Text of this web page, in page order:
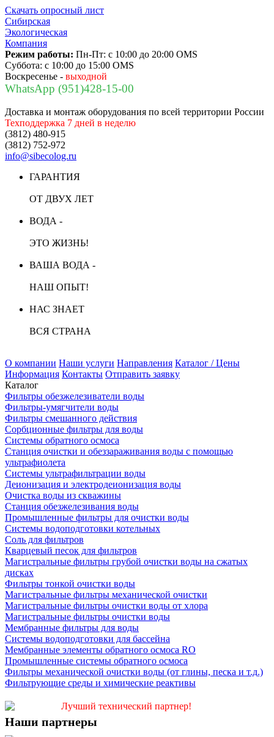
Скачать опросный лист
Сибирская
Экологическая
Компания
Режим работы: Пн-Пт: с 10:00 до 20:00 OMS
Суббота: с 10:00 до 15:00 OMS
Воскресенье - выходной
WhatsApp (951)428-15-00
Доставка и монтаж оборудования по всей территории России
Техподдержка 7 дней в неделю
(3812) 480-915
(3812) 752-972
info@sibecolog.ru
ГАРАНТИЯ
ОТ ДВУХ ЛЕТ
ВОДА -
ЭТО ЖИЗНЬ!
ВАША ВОДА -
НАШ ОПЫТ!
НАС ЗНАЕТ
ВСЯ СТРАНА
О компании Наши услуги Направления Каталог / Цены
Информация Контакты Отправить заявку
Каталог
Фильтры обезжелезиватели воды
Фильтры-умягчители воды
Фильтры смешанного действия
Сорбционные фильтры для воды
Системы обратного осмоса
Станция очистки и обеззараживания воды с помощью
ультрафиолета
Системы ультрафильтрации воды
Деионизация и электродеионизация воды
Очистка воды из скважины
Станция обезжелезивания воды
Промышленные фильтры для очистки воды
Системы водоподготовки котельных
Соль для фильтров
Кварцевый песок для фильтров
Магистральные фильтры грубой очистки воды на сжатых
дисках
Фильтры тонкой очистки воды
Магистральные фильтры механической очистки
Магистральные фильтры очистки воды от хлора
Магистральные фильтры очистки воды
Мембранные фильтры для воды
Системы водоподготовки для бассейна
Мембранные элементы обратного осмоса RO
Промышленные системы обратного осмоса
Фильтры механической очистки воды (от глины, песка и т.д.)
Фильтрующие среды и химические реактивы
Лучший технический партнер!
Наши партнеры